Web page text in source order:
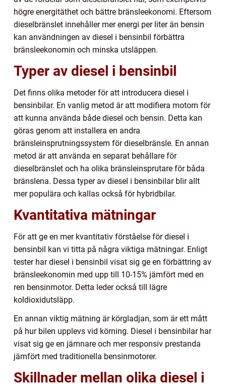
högre energitäthet och bättre bränsleekonomi. Eftersom
dieselbränslet innehåller mer energi per liter än bensin
kan användningen av diesel i bensinbil förbättra
bränsleekonomin och minska utsläppen.
Typer av diesel i bensinbil
Det finns olika metoder för att introducera diesel i
bensinbilar. En vanlig metod är att modifiera motorn för
att kunna använda både diesel och bensin. Detta kan
göras genom att installera en andra
bränsleinsprutningssystem för dieselbränsle. En annan
metod är att använda en separat behållare för
dieselbränslet och ha olika bränsleinsprutare för båda
bränslena. Dessa typer av diesel i bensinbilar blir allt
mer populära och kallas också för hybridbilar.
Kvantitativa mätningar
För att ge en mer kvantitativ förståelse för diesel i
bensinbil kan vi titta på några viktiga mätningar. Enligt
tester har diesel i bensinbil visat sig ge en förbättring av
bränsleekonomin med upp till 10-15% jämfört med en
ren bensinmotor. Detta leder också till lägre
koldioxidutsläpp.
En annan viktig mätning är körgladjan, som är ett mått
på hur bilen upplevs vid körning. Diesel i bensinbilar har
visat sig ge en jämnare och mer responsiv prestanda
jämfört med traditionella bensinmotorer.
Skillnader mellan olika diesel i